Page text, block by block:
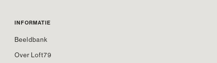
INFORMATIE
Beeldbank
Over Loft79